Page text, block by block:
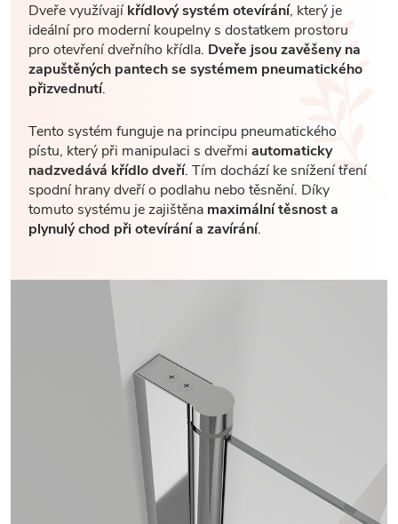
Dveře využívajíkřídlový systém otevírání, který je
ideální pro moderní koupelny s dostatkem prostoru
pro otevření dveřního křídla. Dveře jsou zavěšeny na
zapuštěných pantech se systémem pneumatického
přizvednutí.
Tento systém funguje na principu pneumatického
pístu, který při manipulaci s dveřmi automaticky
nadzvedává křídlo dveří. Tím dochází ke snížení tření
spodní hrany dveří o podlahu nebo těsnění. Díky
tomuto systému je zajištěna maximální těsnost a
plynulý chod při otevírání a zavírání.